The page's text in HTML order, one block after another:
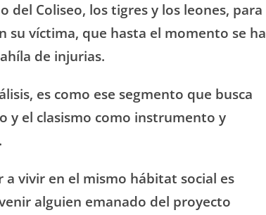
del Coliseo, los tigres y los leones, para
su víctima, que hasta el momento se ha
de injurias.
es como ese segmento que busca
y el clasismo como instrumento y
vivir en el mismo hábitat social es
alguien emanado del proyecto